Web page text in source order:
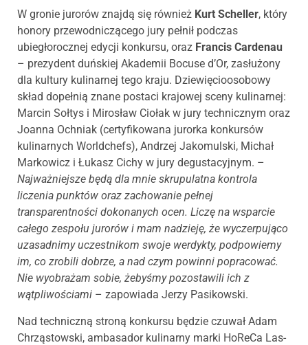
W gronie jurorów znajdą się również Kurt Scheller, który
honory przewodniczącego jury pełnił podczas
ubiegłorocznej edycji konkursu, oraz Francis Cardenau
– prezydent duńskiej Akademii Bocuse d’Or, zasłużony
dla kultury kulinarnej tego kraju. Dziewięcioosobowy
skład dopełnią znane postaci krajowej sceny kulinarnej:
Marcin Sołtys i Mirosław Ciołak w jury technicznym oraz
Joanna Ochniak (certyfikowana jurorka konkursów
kulinarnych Worldchefs), Andrzej Jakomulski, Michał
Markowicz i Łukasz Cichy w jury degustacyjnym. –
Najważniejsze będą dla mnie skrupulatna kontrola
liczenia punktów oraz zachowanie pełnej
transparentności dokonanych ocen. Liczę na wsparcie
całego zespołu jurorów i mam nadzieję, że wyczerpująco
uzasadnimy uczestnikom swoje werdykty, podpowiemy
im, co zrobili dobrze, a nad czym powinni popracować.
Nie wyobrażam sobie, żebyśmy pozostawili ich z
wątpliwościami – zapowiada Jerzy Pasikowski.
Nad techniczną stroną konkursu będzie czuwał Adam
Chrząstowski, ambasador kulinarny marki HoReCa Las-